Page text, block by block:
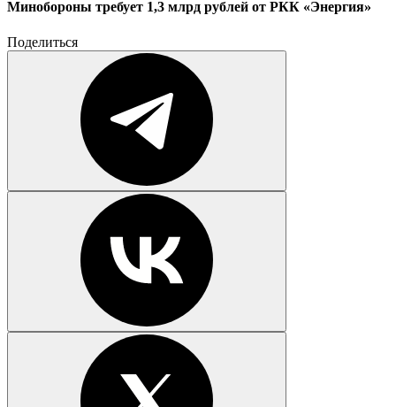
Минобороны требует 1,3 млрд рублей от РКК «Энергия»
Поделиться